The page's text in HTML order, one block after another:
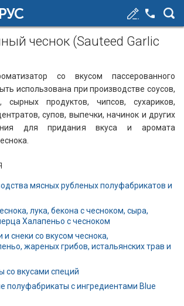
РУС
чеснок (Sauteed Garlic
со вкусом пассерованного
использована при производстве соусов,
сырных продуктов, чипсов, сухариков,
супов, выпечки, начинок и других
для придания вкуса и аромата
мясных рубленых полуфабрикатов и
лука, бекона с чесноком, сыра,
Халапеньо с чесноком
и снеки со вкусом чеснока,
жареных грибов, истальянских трав и
со вкусами специй
с ингредиентами Blue